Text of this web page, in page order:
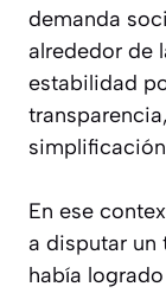
demanda
alrededor de
estabilidad
En ese
a disputar un
había